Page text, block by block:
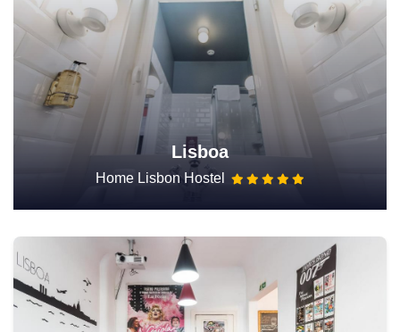
Lisboa
Home Lisbon Hostel